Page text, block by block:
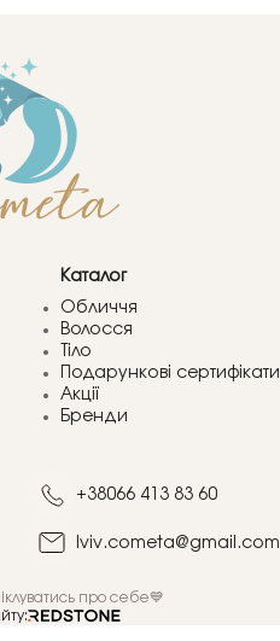
Каталог
Обличчя
Волосся
Тіло
Подарункові сертифікати
Акції
Бренди
+38066 413 83 60
lviv.cometa@gmail.com
про себе💙